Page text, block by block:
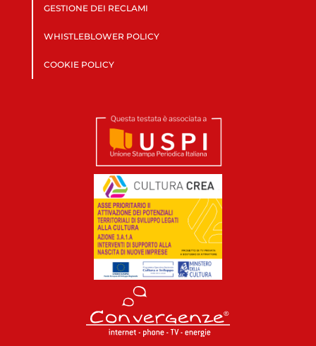
GESTIONE DEI RECLAMI
WHISTLEBLOWER POLICY
COOKIE POLICY